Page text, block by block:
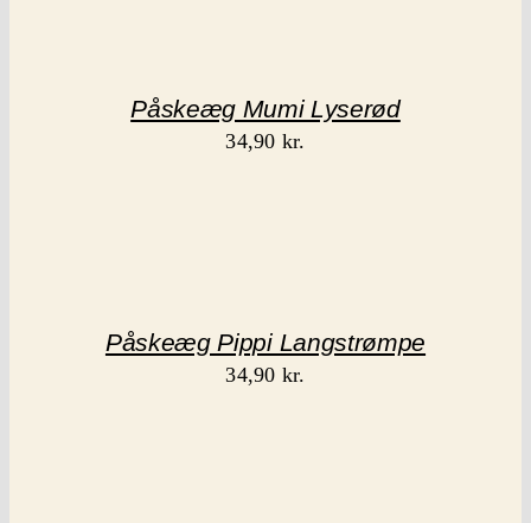
Påskeæg Mumi Lyserød
34,90 kr.
Påskeæg Pippi Langstrømpe
34,90 kr.